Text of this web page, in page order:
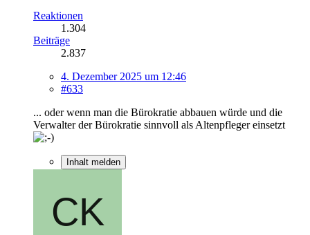
Reaktionen
1.304
Beiträge
2.837
4. Dezember 2025 um 12:46
#633
... oder wenn man die Bürokratie abbauen würde und die
Verwalter der Bürokratie sinnvoll als Altenpfleger einsetzt
Inhalt melden